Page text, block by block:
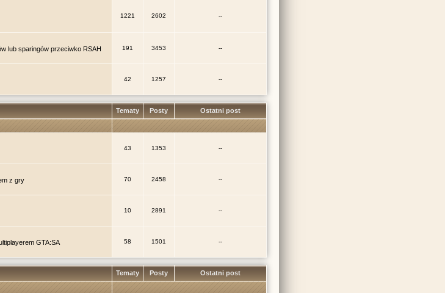
1221 2602 --
lub sparingów przeciwko RSAH 191 3453 --
42 1257 --
Tematy Posty Ostatni post
43 1353 --
z gry 70 2458 --
10 2891 --
GTA:SA 58 1501 --
Tematy Posty Ostatni post